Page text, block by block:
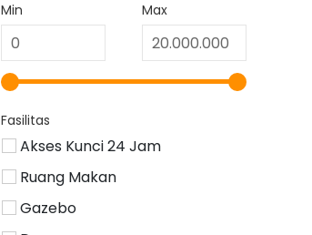
Min
Max
Fasilitas
Akses Kunci 24 Jam
Ruang Makan
Gazebo